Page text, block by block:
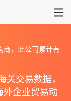
商，此公司累计有
关交易数据，
外企业贸易动